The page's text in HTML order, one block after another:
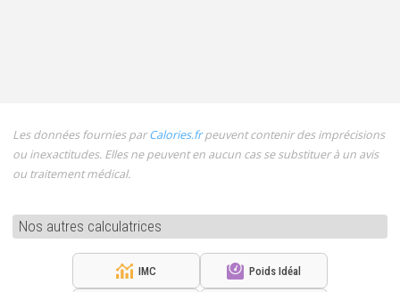
Les données fournies parCalories.frpeuvent contenir des imprécisions
ou inexactitudes. Elles ne peuvent en aucun cas se substituer à un avis
ou traitement médical.
Nos autres calculatrices
IMC Poids Idéal